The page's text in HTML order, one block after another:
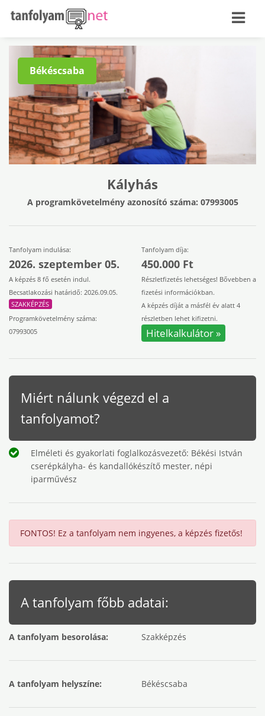
Békéscsaba
Kályhás
A programkövetelmény azonosító száma: 07993005
Tanfolyam indulása:
2026. szeptember 05.
A képzés 8 fő esetén indul.
Becsatlakozási határidő: 2026.09.05.
SZAKKÉPZÉS
Programkövetelmény száma:
07993005
Tanfolyam díja:
450.000 Ft
Részletfizetés lehetséges! Bővebben a
fizetési információkban.
A képzés díját a másfél év alatt 4
részletben lehet kifizetni.
Hitelkalkulátor »
Miért nálunk végezd el a
tanfolyamot?
Elméleti és gyakorlati foglalkozásvezető: Békési István
cserépkályha- és kandallókészítő mester, népi
iparművész
FONTOS! Ez a tanfolyam nem ingyenes, a képzés fizetős!
A tanfolyam főbb adatai:
A tanfolyam besorolása: Szakképzés
A tanfolyam helyszíne: Békéscsaba